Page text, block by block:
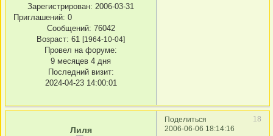
Зарегистрирован: 2006-03-31
Приглашений: 0
Сообщений: 76042
Возраст: 61 [1964-10-04]
Провел на форуме:
9 месяцев 4 дня
Последний визит:
2024-04-23 14:00:01
Поделиться
18
2006-06-06 18:14:16
Лиля